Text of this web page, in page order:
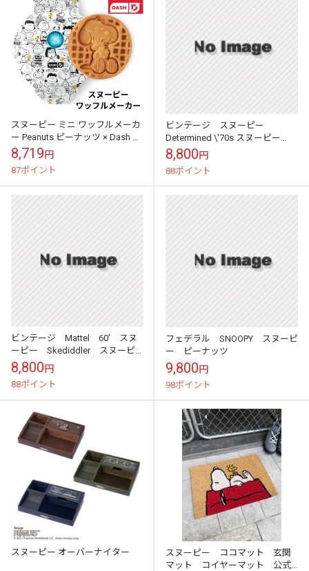
スヌーピー ミニ ワッフルメーカ
ー Peanuts ピーナッツ × Dash ス
ヌーピー＆ウッドストック 75周
年限定モデル （約...
8,719円
87ポイント
ビンテージ スヌーピー
Determined \'70s スヌーピー
Planter
8,800円
88ポイント
ビンテージ Mattel 60’ スヌ
ーピー Skediddler スヌーピ
ー
8,800円
88ポイント
フェデラル SNOOPY スヌーピ
ー ピーナッツ
9,800円
98ポイント
スヌーピー オーバーナイター
スヌーピー ココマット 玄関
マット コイヤーマット 公式